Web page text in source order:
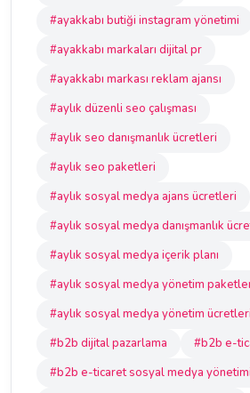
#ayakkabı butiği instagram yönetimi
#ayakkabı markaları dijital pr
#ayakkabı markası reklam ajansı
#aylık düzenli seo çalışması
#aylık seo danışmanlık ücretleri
#aylık seo paketleri
#aylık sosyal medya ajans ücretleri
#aylık sosyal medya danışmanlık
#aylık sosyal medya içerik planı
#aylık sosyal medya yönetim
#aylık sosyal medya yönetim ücretleri
#b2b dijital pazarlama
#b2b e-
#b2b e-ticaret sosyal medya yönetimi